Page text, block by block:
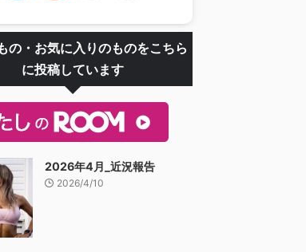
の・お気に入りのものをこちら
に投稿しています
2026年4月_近況報告
2026/4/10